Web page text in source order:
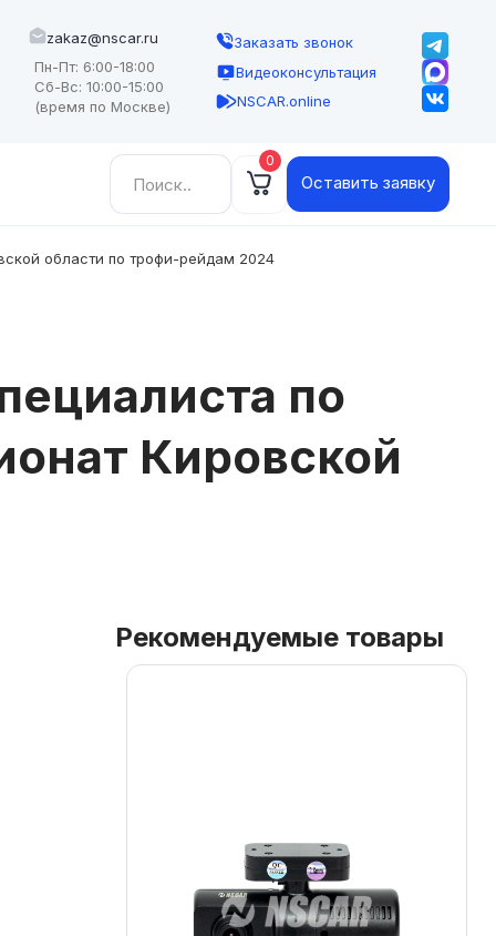
zakaz@nscar.ru
Пн-Пт: 6:00-18:00
Сб-Вс: 10:00-15:00
(время по Москве)
Заказать звонок
Видеоконсультация
NSCAR.online
Найти: 0
Оставить заявку
области по трофи-рейдам 2024
по
Кировской
Рекомендуемые товары